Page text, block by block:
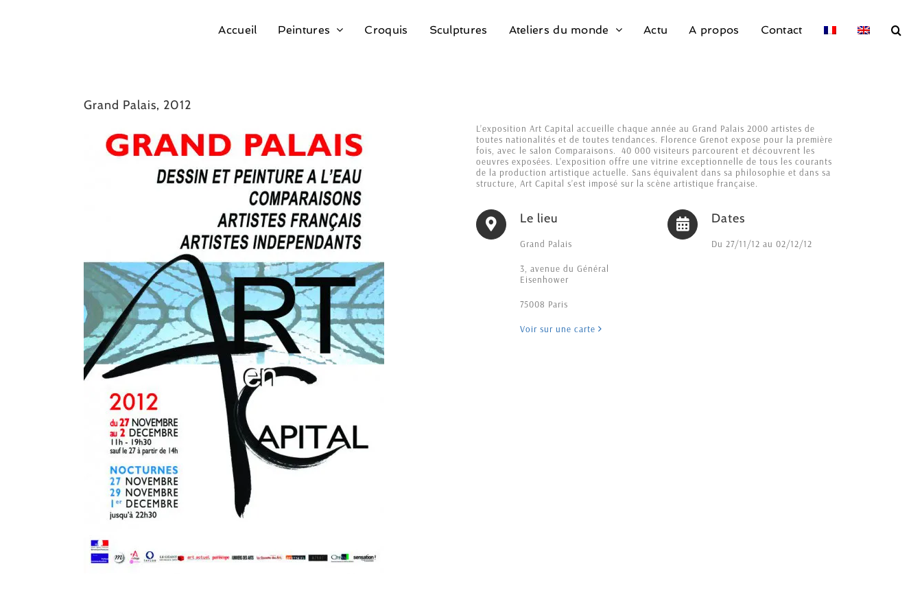
Accueil Peintures Croquis Sculptures Ateliers du monde Actu A propos Contact
Grand Palais, 2012
L’exposition Art Capital accueille chaque année au Grand Palais 2000 artistes de
toutes nationalités et de toutes tendances. Florence Grenot expose pour la première
fois, avec le salon Comparaisons. 40 000 visiteurs parcourent et découvrent les
oeuvres exposées. L’exposition offre une vitrine exceptionnelle de tous les courants
de la production artistique actuelle. Sans équivalent dans sa philosophie et dans sa
structure, Art Capital s’est imposé sur la scène artistique française.
Le lieu
Grand Palais
3, avenue du Général
Eisenhower
75008 Paris
Voir sur une carte
Dates
Du 27/11/12 au 02/12/12